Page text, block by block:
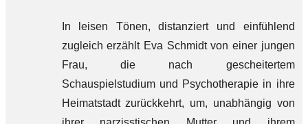
In leisen Tönen, distanziert und einfühlend
zugleich erzählt Eva Schmidt von einer jungen
Frau, die nach gescheitertem
Schauspielstudium und Psychotherapie in ihre
Heimatstadt zurückkehrt, um, unabhängig von